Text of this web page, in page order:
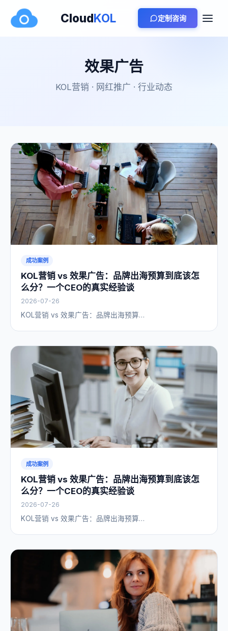
CloudKOL 定制咨询
效果广告
KOL营销 · 网红推广 · 行业动态
成功案例
KOL营销 vs 效果广告：品牌出海预算到底该怎
么分？一个CEO的真实经验谈
2026-07-26
KOL营销 vs 效果广告：品牌出海预算…
成功案例
KOL营销 vs 效果广告：品牌出海预算到底该怎
么分？一个CEO的真实经验谈
2026-07-26
KOL营销 vs 效果广告：品牌出海预算…